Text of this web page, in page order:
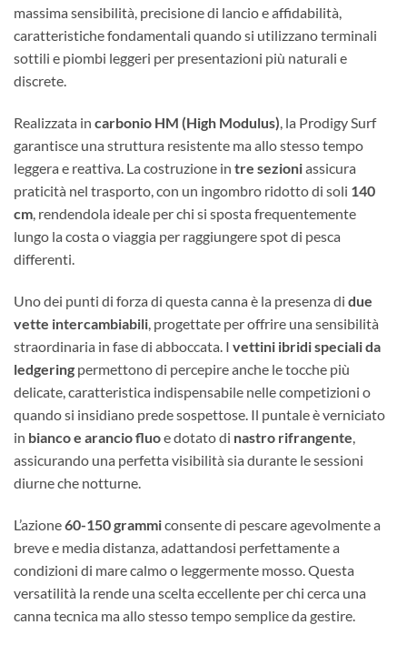
massima sensibilità, precisione di lancio e affidabilità,
caratteristiche fondamentali quando si utilizzano terminali
sottili e piombi leggeri per presentazioni più naturali e
discrete.
Realizzata in carbonio HM (High Modulus), la Prodigy Surf
garantisce una struttura resistente ma allo stesso tempo
leggera e reattiva. La costruzione in tre sezioniassicura
praticità nel trasporto, con un ingombro ridotto di soli 140
cm, rendendola ideale per chi si sposta frequentemente
lungo la costa o viaggia per raggiungere spot di pesca
differenti.
Uno dei punti di forza di questa canna è la presenza di due
vette intercambiabili, progettate per offrire una sensibilità
straordinaria in fase di abboccata. I vettini ibridi speciali da
ledgering permettono di percepire anche le tocche più
delicate, caratteristica indispensabile nelle competizioni o
quando si insidiano prede sospettose. Il puntale è verniciato
in bianco e arancio fluoe dotato di nastro rifrangente,
assicurando una perfetta visibilità sia durante le sessioni
diurne che notturne.
L’azione60-150 grammiconsente di pescare agevolmente a
breve e media distanza, adattandosi perfettamente a
condizioni di mare calmo o leggermente mosso. Questa
versatilità la rende una scelta eccellente per chi cerca una
canna tecnica ma allo stesso tempo semplice da gestire.